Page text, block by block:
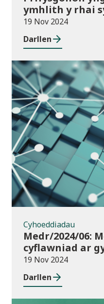
ymhlith y rhai
mabwysiadu’r
gorau ar
19 Nov 2024
Darllen
Cyhoeddiadau
Medr/2024/06:
cyflawniad ar
chweched
Ymgynghoriad
rhwng cyrsiau
19 Nov 2024
Darllen